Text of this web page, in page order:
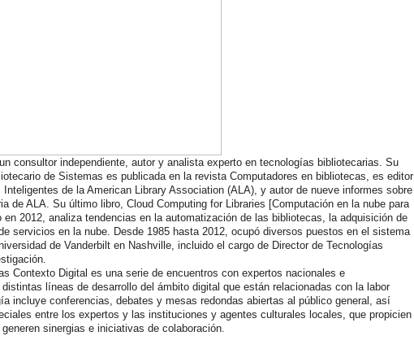
consultor independiente, autor y analista experto en tecnologías bibliotecarias. Su
de Sistemas es publicada en la revista Computadores en bibliotecas, es editor
de la American Library Association (ALA), y autor de nueve informes sobre
de ALA. Su último libro, Cloud Computing for Libraries [Computación en la nube para
en 2012, analiza tendencias en la automatización de las bibliotecas, la adquisición de
servicios en la nube. Desde 1985 hasta 2012, ocupó diversos puestos en el sistema
de Vanderbilt en Nashville, incluido el cargo de Director de Tecnologías
Contexto Digital es una serie de encuentros con expertos nacionales e
líneas de desarrollo del ámbito digital que están relacionadas con la labor
incluye conferencias, debates y mesas redondas abiertas al público general, así
entre los expertos y las instituciones y agentes culturales locales, que propicien
sinergias e iniciativas de colaboración.